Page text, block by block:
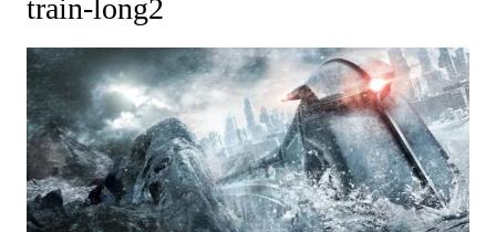
train-long2